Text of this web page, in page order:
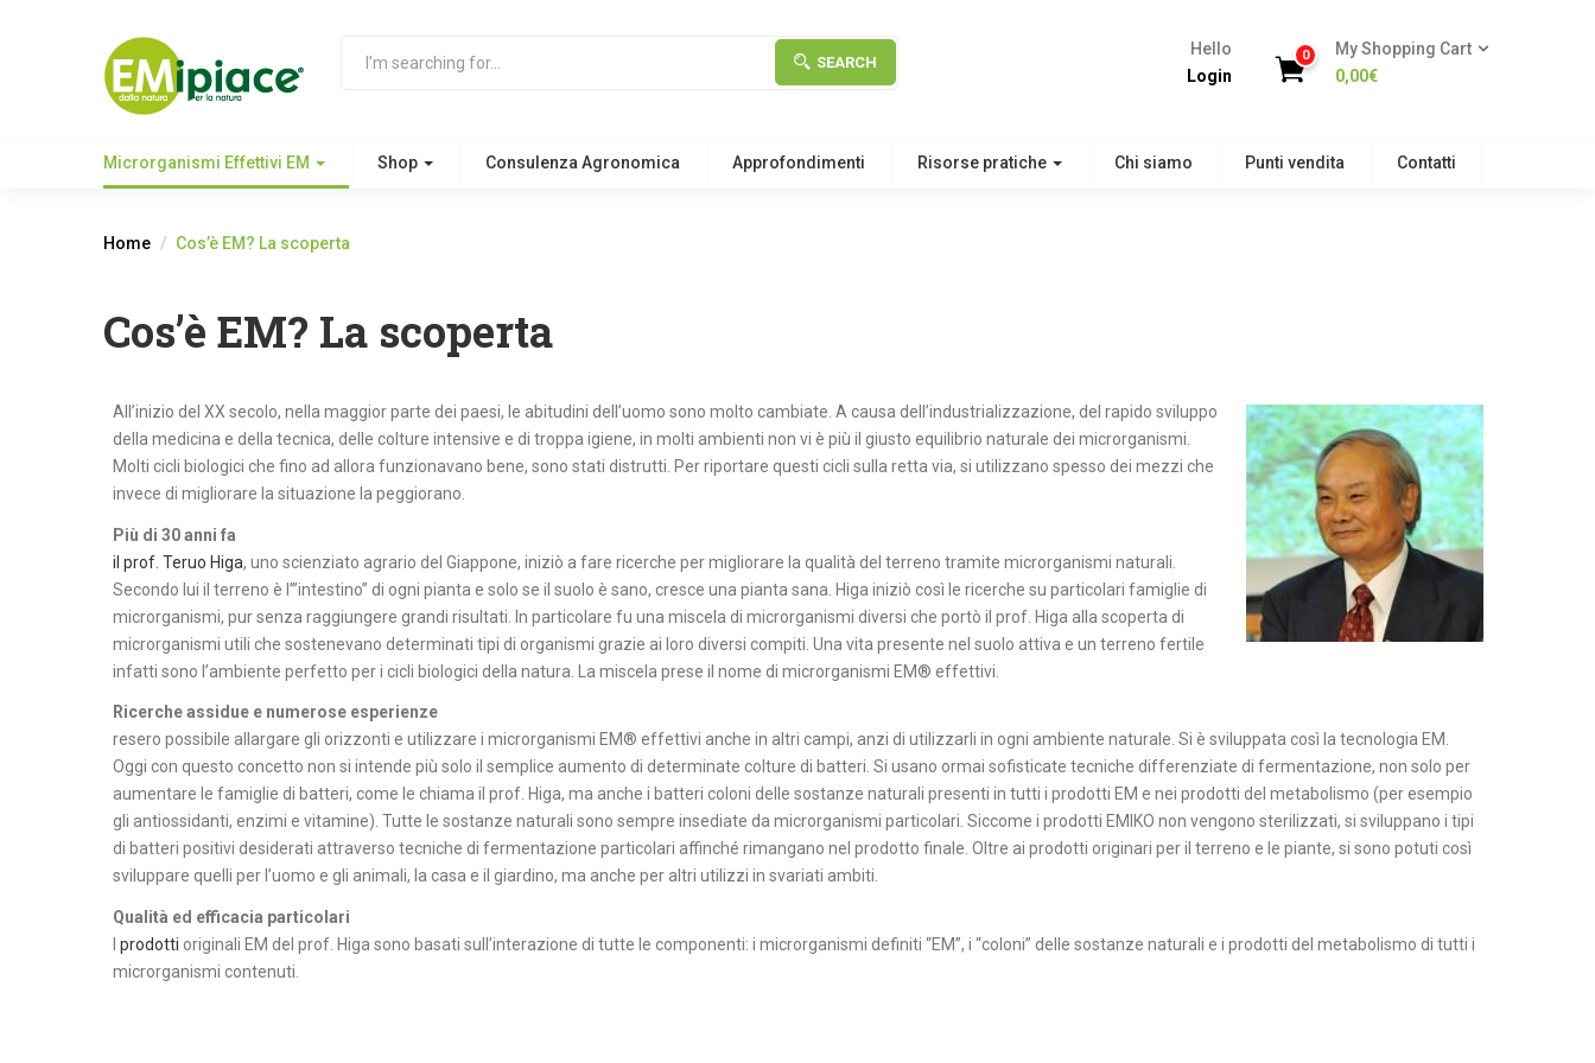
SEARCH
Hello
Login
0
My Shopping Cart
0,00€
Microrganismi Effettivi EM Shop Consulenza Agronomica Approfondimenti Risorse pratiche Chi siamo Punti vendita Contatti
Home Cos’è EM? La scoperta
Cos’è EM? La scoperta
All’inizio del XX secolo, nella maggior parte dei paesi, le abitudini dell’uomo sono molto cambiate. A causa dell’industrializzazione, del rapido sviluppo
della medicina e della tecnica, delle colture intensive e di troppa igiene, in molti ambienti non vi è più il giusto equilibrio naturale dei microrganismi.
Molti cicli biologici che fino ad allora funzionavano bene, sono stati distrutti. Per riportare questi cicli sulla retta via, si utilizzano spesso dei mezzi che
invece di migliorare la situazione la peggiorano.
Più di 30 anni fa
il prof. Teruo Higa, uno scienziato agrario del Giappone, iniziò a fare ricerche per migliorare la qualità del terreno tramite microrganismi naturali.
Secondo lui il terreno è l’”intestino” di ogni pianta e solo se il suolo è sano, cresce una pianta sana. Higa iniziò così le ricerche su particolari famiglie di
microrganismi, pur senza raggiungere grandi risultati. In particolare fu una miscela di microrganismi diversi che portò il prof. Higa alla scoperta di
microrganismi utili che sostenevano determinati tipi di organismi grazie ai loro diversi compiti. Una vita presente nel suolo attiva e un terreno fertile
infatti sono l’ambiente perfetto per i cicli biologici della natura. La miscela prese il nome di microrganismi EM® effettivi.
Ricerche assidue e numerose esperienze
resero possibile allargare gli orizzonti e utilizzare i microrganismi EM® effettivi anche in altri campi, anzi di utilizzarli in ogni ambiente naturale. Si è sviluppata così la tecnologia EM.
Oggi con questo concetto non si intende più solo il semplice aumento di determinate colture di batteri. Si usano ormai sofisticate tecniche differenziate di fermentazione, non solo per
aumentare le famiglie di batteri, come le chiama il prof. Higa, ma anche i batteri coloni delle sostanze naturali presenti in tutti i prodotti EM e nei prodotti del metabolismo (per esempio
gli antiossidanti, enzimi e vitamine). Tutte le sostanze naturali sono sempre insediate da microrganismi particolari. Siccome i prodotti EMIKO non vengono sterilizzati, si sviluppano i tipi
di batteri positivi desiderati attraverso tecniche di fermentazione particolari affinché rimangano nel prodotto finale. Oltre ai prodotti originari per il terreno e le piante, si sono potuti così
sviluppare quelli per l’uomo e gli animali, la casa e il giardino, ma anche per altri utilizzi in svariati ambiti.
Qualità ed efficacia particolari
I prodotti originali EM del prof. Higa sono basati sull’interazione di tutte le componenti: i microrganismi definiti “EM”, i “coloni” delle sostanze naturali e i prodotti del metabolismo di tutti i
microrganismi contenuti.